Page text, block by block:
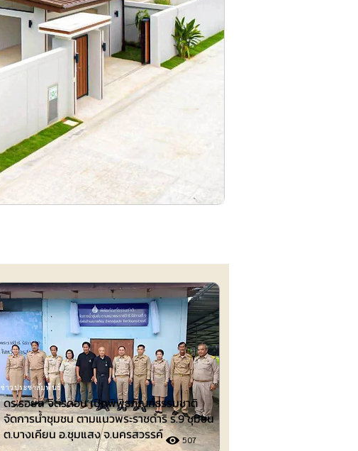
ดร.รอยล จิตรดอน เปิดพิพิธภัณฑ์ธรรมชาติ
จัดการน้ำชุมชน ตามแนวพระราชดำริ ร.9 ชุมชน
ต.บางเคียน อ.ชุมแสง จ.นครสวรรค์
507
ข่าวประชาสัมพันธ์